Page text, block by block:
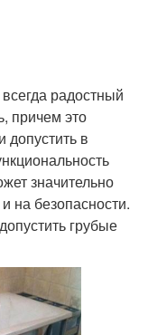
радостный
причем это
допустить в
значительно
на безопасности.
грубые